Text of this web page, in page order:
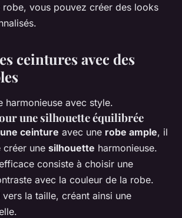
vous pouvez créer des looks
ceintures avec des
harmonieuse avec style.
une silhouette équilibrée
ceinture avec une robe ample, il
créer une silhouette harmonieuse.
consiste à choisir une
avec la couleur de la robe.
la taille, créant ainsi une